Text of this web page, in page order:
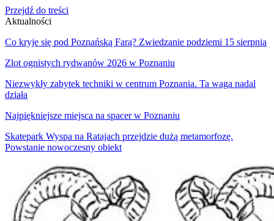
Przejdź do treści
Aktualności
Co kryje się pod Poznańską Farą? Zwiedzanie podziemi 15 sierpnia
Zlot ognistych rydwanów 2026 w Poznaniu
Niezwykły zabytek techniki w centrum Poznania. Ta waga nadal
działa
Najpiękniejsze miejsca na spacer w Poznaniu
Skatepark Wyspa na Ratajach przejdzie dużą metamorfozę.
Powstanie nowoczesny obiekt